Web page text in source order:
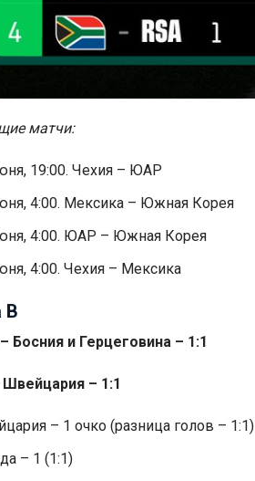
матчи:
19:00. Чехия – ЮАР
4:00. Мексика – Южная Корея
4:00. ЮАР – Южная Корея
4:00. Чехия – Мексика
B
Босния и Герцеговина – 1:1
Швейцария – 1:1
– 1 очко (разница голов – 1:1)
– 1 (1:1)